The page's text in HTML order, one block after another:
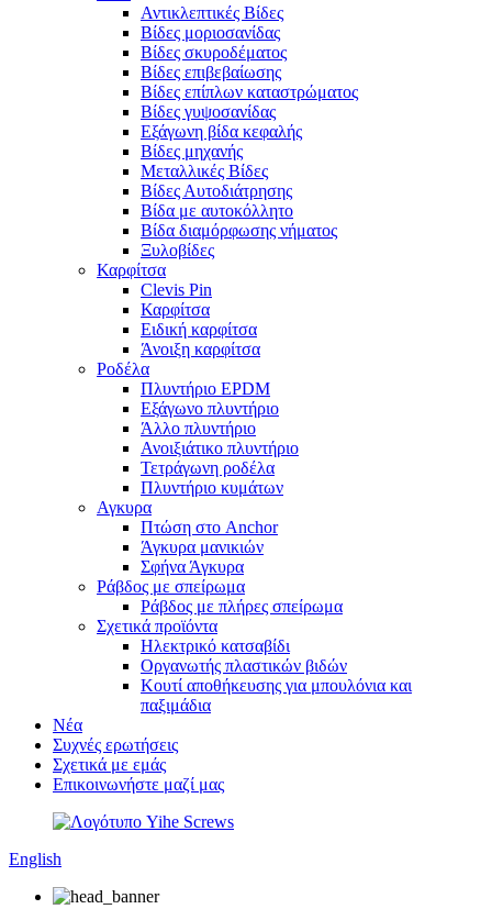
Αντικλεπτικές Βίδες
Βίδες μοριοσανίδας
Βίδες σκυροδέματος
Βίδες επιβεβαίωσης
Βίδες επίπλων καταστρώματος
Βίδες γυψοσανίδας
Εξάγωνη βίδα κεφαλής
Βίδες μηχανής
Μεταλλικές Βίδες
Βίδες Αυτοδιάτρησης
Βίδα με αυτοκόλλητο
Βίδα διαμόρφωσης νήματος
Ξυλοβίδες
Καρφίτσα
Clevis Pin
Καρφίτσα
Ειδική καρφίτσα
Άνοιξη καρφίτσα
Ροδέλα
Πλυντήριο EPDM
Εξάγωνο πλυντήριο
Άλλο πλυντήριο
Ανοιξιάτικο πλυντήριο
Τετράγωνη ροδέλα
Πλυντήριο κυμάτων
Αγκυρα
Πτώση στο Anchor
Άγκυρα μανικιών
Σφήνα Άγκυρα
Ράβδος με σπείρωμα
Ράβδος με πλήρες σπείρωμα
Σχετικά προϊόντα
Ηλεκτρικό κατσαβίδι
Οργανωτής πλαστικών βιδών
Κουτί αποθήκευσης για μπουλόνια και
παξιμάδια
Νέα
Συχνές ερωτήσεις
Σχετικά με εμάς
Επικοινωνήστε μαζί μας
English